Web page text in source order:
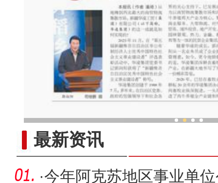
最新资讯
·今年阿克苏地区事业单